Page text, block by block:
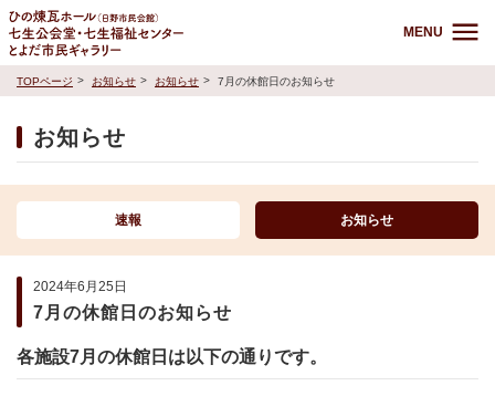
MENU
TOPページ お知らせ お知らせ 7月の休館日のお知らせ
お知らせ
速報 お知らせ
2024年6月25日
7月の休館日のお知らせ
各施設7月の休館日は以下の通りです。